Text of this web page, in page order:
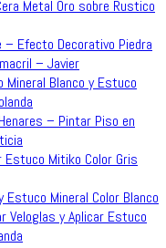
Metal Oro sobre Rustico
– Efecto Decorativo Piedra
– Javier
Blanco y Estuco
– Pintar Piso en
Mitiko Color Gris
Estuco Mineral Color Blanco
Veloglas y Aplicar Estuco